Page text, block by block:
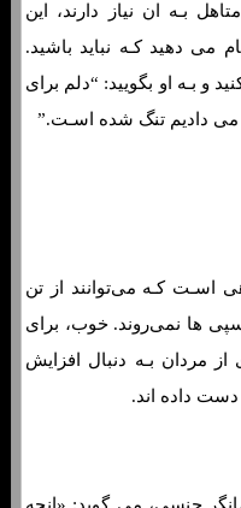
بـه ان نیاز دارند، این
می دهید کـه نباید باشید.
و بـه او بگویید: “دلم برای
می دادیم تنگ شده اسـت.”
اسـت کـه می‌توانند از تن
ها نمی‌روند. خوب، برای
از مردان بـه دنبال افزایش
دست داده اند.